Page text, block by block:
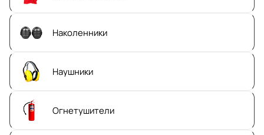
Наколенники
Наушники
Огнетушители